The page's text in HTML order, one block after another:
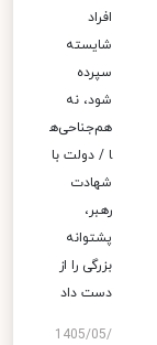
افراد
شایسته
سپرده
شود، نه
هم‌جناحی‌ه
ا / دولت با
شهادت
رهبر،
پشتوانه
بزرگی را از
دست داد
1405/05/